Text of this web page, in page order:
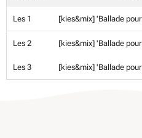
Les 1 [kies&mix] 'Ballade
Les 2 [kies&mix] 'Ballade
Les 3 [kies&mix] 'Ballade